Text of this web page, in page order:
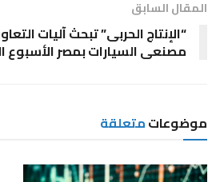
المقال السابق
“الإنتاج الحربى” تبحث آليات
مصنعى السيارات بمصر الأسبوع
موضوعاتمتعلقة